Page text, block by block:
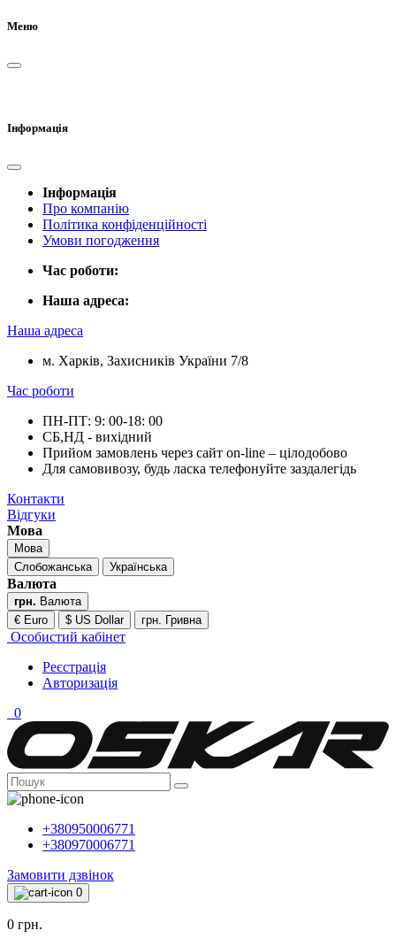
Меню
Інформація
Інформація
Про компанію
Політика конфіденційності
Умови погодження
Час роботи:
Наша адреса:
Наша адреса
м. Харків, Захисників України 7/8
Час роботи
ПН-ПТ: 9: 00-18: 00
СБ,НД - вихідний
Прийом замовлень через сайт on-line – цілодобово
Для самовивозу, будь ласка телефонуйте заздалегідь
Контакти
Відгуки
Мова
Мова
Слобожанська
Українська
Валюта
грн. Валюта
€ Euro
$ US Dollar грн. Гривна
Особистий кабінет
Реєстрація
Авторизація
0
+380950006771
+380970006771
Замовити дзвінок
0
0 грн.